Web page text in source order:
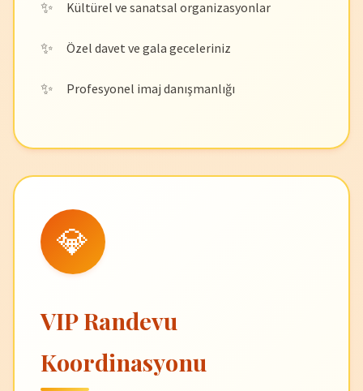
Kültürel ve sanatsal organizasyonlar
Özel davet ve gala geceleriniz
Profesyonel imaj danışmanlığı
💎
VIP Randevu
Koordinasyonu